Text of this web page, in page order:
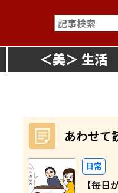
＜美＞
あわせて
日常
【毎日